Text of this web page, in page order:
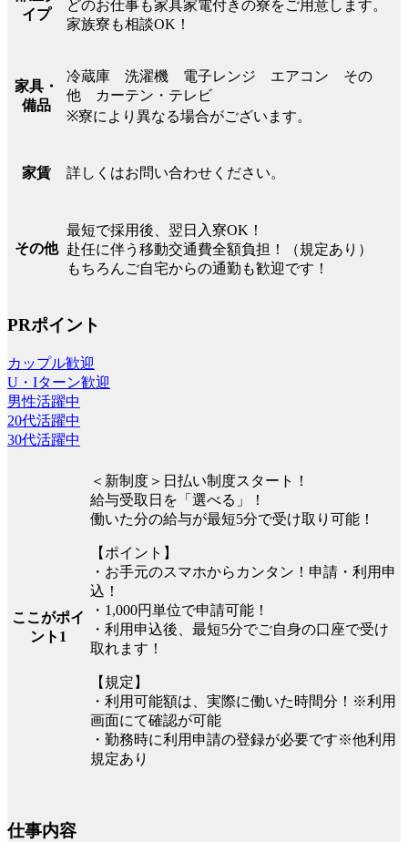
イプ
どのお仕事も家具家電付きの寮をご用意します。
家族寮も相談OK！
家具・
備品
冷蔵庫 洗濯機 電子レンジ エアコン その
他 カーテン・テレビ
※寮により異なる場合がございます。
家賃 詳しくはお問い合わせください。
その他
最短で採用後、翌日入寮OK！
赴任に伴う移動交通費全額負担！（規定あり）
もちろんご自宅からの通勤も歓迎です！
PRポイント
カップル歓迎
U・Iターン歓迎
男性活躍中
20代活躍中
30代活躍中
ここがポイ
ント1
＜新制度＞日払い制度スタート！
給与受取日を「選べる」！
働いた分の給与が最短5分で受け取り可能！
【ポイント】
・お手元のスマホからカンタン！申請・利用申
込！
・1,000円単位で申請可能！
・利用申込後、最短5分でご自身の口座で受け
取れます！
【規定】
・利用可能額は、実際に働いた時間分！※利用
画面にて確認が可能
・勤務時に利用申請の登録が必要です※他利用
規定あり
仕事内容